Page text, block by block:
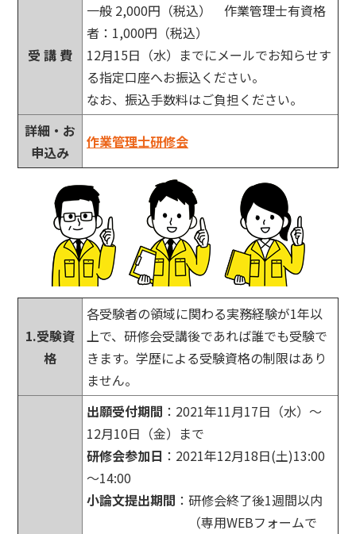
受 講 費
一般 2,000円（税込） 作業管理士有資格
者：1,000円（税込）
12月15日（水）までにメールでお知らせす
る指定口座へお振込ください。
なお、振込手数料はご負担ください。
詳細・お
申込み
作業管理士研修会
1.受験資
格
各受験者の領域に関わる実務経験が1年以
上で、研修会受講後であれば誰でも受験で
きます。学歴による受験資格の制限はあり
ません。
出願受付期間 ：2021年11月17日（水）～
12月10日（金）まで
研修会参加日 ：2021年12月18日(土)13:00
～14:00
小論文提出期間 ：研修会終了後1週間以内
（専用WEBフォームで